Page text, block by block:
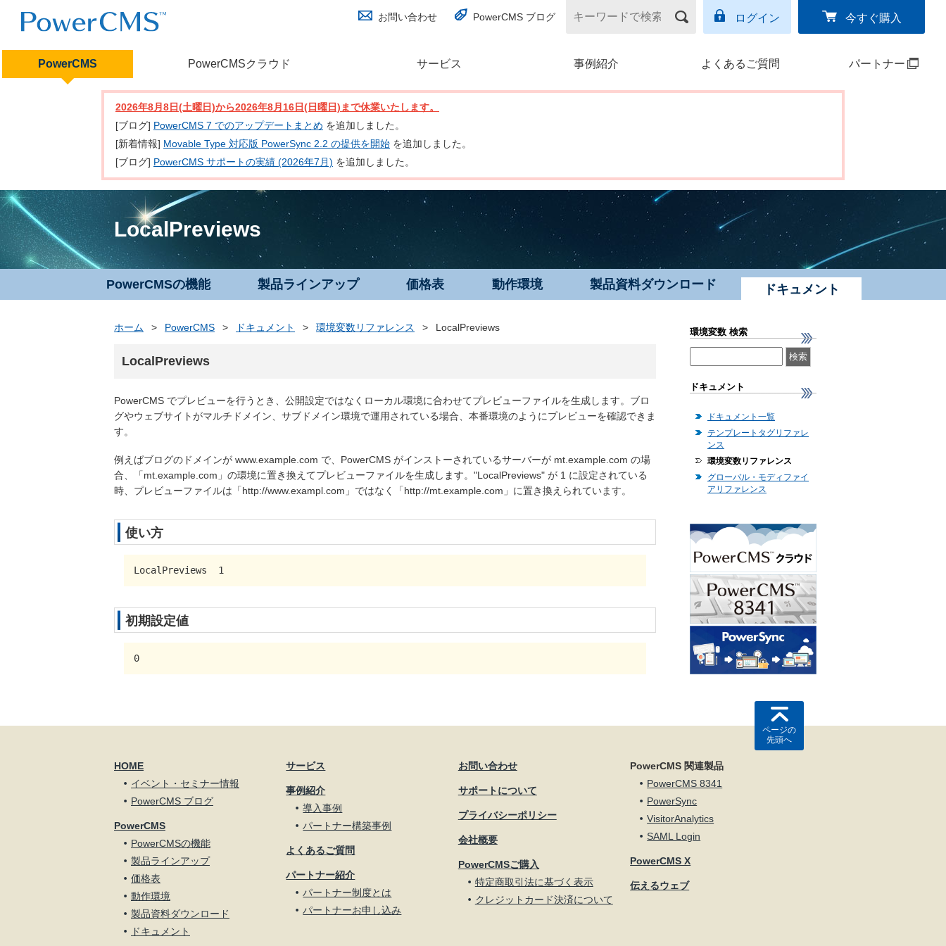
お問い合わせ PowerCMS ブログ ログイン 今すぐ購入
PowerCMS PowerCMSクラウド サービス 事例紹介 よくあるご質問 パートナー
(別ウィンドウで開く)
2026年8月8日(土曜日)から2026年8月16日(日曜日)まで休業いたします。
[ブログ] PowerCMS 7 でのアップデートまとめ を追加しました。
[新着情報] Movable Type 対応版 PowerSync 2.2 の提供を開始 を追加しました。
[ブログ] PowerCMS サポートの実績 (2026年7月) を追加しました。
LocalPreviews
PowerCMSの機能 製品ラインアップ 価格表 動作環境 製品資料ダウンロード ドキュメント
ホーム > PowerCMS > ドキュメント > 環境変数リファレンス > LocalPreviews
LocalPreviews
PowerCMS でプレビューを行うとき、公開設定ではなくローカル環境に合わせてプレビューファイルを生成します。ブロ
グやウェブサイトがマルチドメイン、サブドメイン環境で運用されている場合、本番環境のようにプレビューを確認できま
す。
例えばブログのドメインが www.example.com で、PowerCMS がインストーされているサーバーが mt.example.com の場
合、「mt.example.com」の環境に置き換えてプレビューファイルを生成します。"LocalPreviews" が 1 に設定されている
時、プレビューファイルは「http://www.exampl.com」ではなく「http://mt.example.com」に置き換えられています。
使い方
LocalPreviews  1
初期設定値
0
環境変数 検索
ドキュメント
ドキュメント一覧
テンプレートタグリファレ
ンス
環境変数リファレンス
グローバル・モディファイ
アリファレンス
ページの
先頭へ
HOME
イベント・セミナー情報
PowerCMS ブログ
PowerCMS
PowerCMSの機能
製品ラインアップ
価格表
動作環境
製品資料ダウンロード
ドキュメント
サービス
事例紹介
導入事例
パートナー構築事例
よくあるご質問
パートナー紹介
パートナー制度とは
パートナーお申し込み
お問い合わせ
サポートについて
プライバシーポリシー
会社概要
PowerCMSご購入
特定商取引法に基づく表示
クレジットカード決済について
PowerCMS 関連製品
PowerCMS 8341
PowerSync
VisitorAnalytics
SAML Login
PowerCMS X
伝えるウェブ